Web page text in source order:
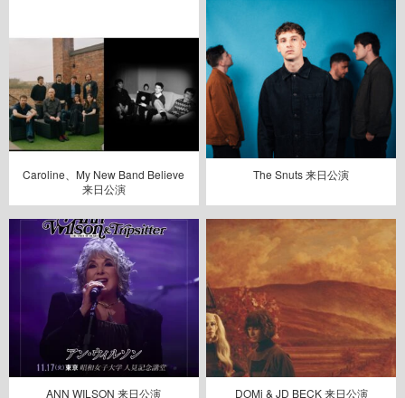
Caroline、My New Band Believe
来日公演
The Snuts 来日公演
ANN WILSON 来日公演 DOMi & JD BECK 来日公演